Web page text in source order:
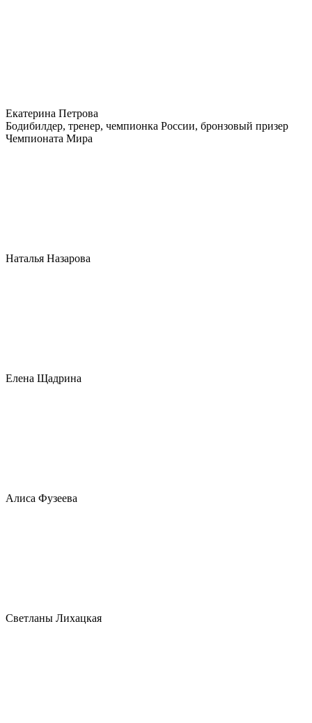
Екатерина Петрова
Бодибилдер, тренер, чемпионка России, бронзовый призер
Чемпионата Мира
Наталья Назарова
Елена Щадрина
Алиса Фузеева
Светланы Лихацкая